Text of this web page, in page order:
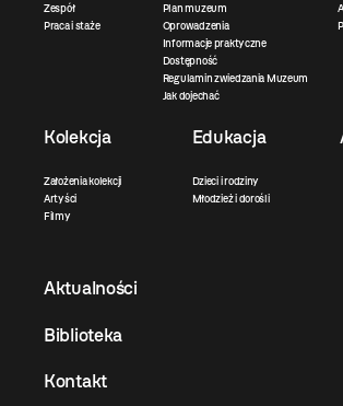
Zespół
Praca i staże
Plan muzeum
Oprowadzenia
Informacje praktyczne
Dostępność
Regulamin zwiedzania Muzeum
Jak dojechać
Kolekcja
Założenia kolekcji
Artyści
Filmy
Edukacja
Dzieci i rodziny
Młodzież i dorośli
Aktualności
Biblioteka
Kontakt